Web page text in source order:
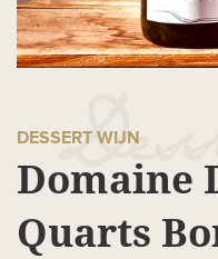
DESSERT WIJN
Domaine
Quarts